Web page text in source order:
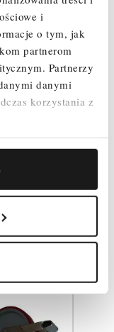
i
o tym, jak
partnerom
Partnerzy
danymi
korzystania z
– 4 szt.